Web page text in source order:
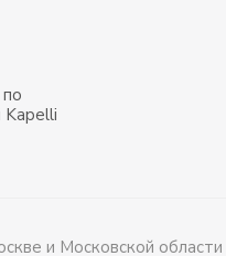
Kapelli
и Московской области